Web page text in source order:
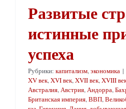
Развитые
истинные
успеха
Рубрики: капитализм,экономика |
XV век,XVI век,XVII век,XVIII
Австралия,Австрия,Андорра,
Британская империя,ВВП,